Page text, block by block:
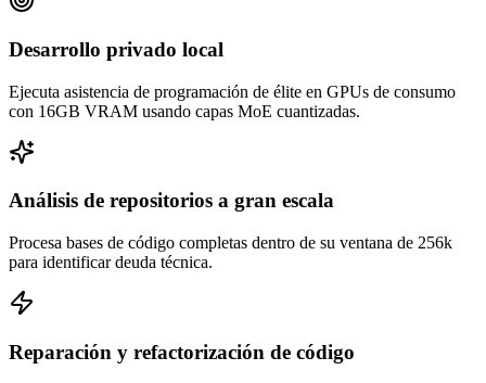
Desarrollo privado local
Ejecuta asistencia de programación de élite en GPUs de consumo
con 16GB VRAM usando capas MoE cuantizadas.
Análisis de repositorios a gran escala
Procesa bases de código completas dentro de su ventana de 256k
para identificar deuda técnica.
Reparación y refactorización de código